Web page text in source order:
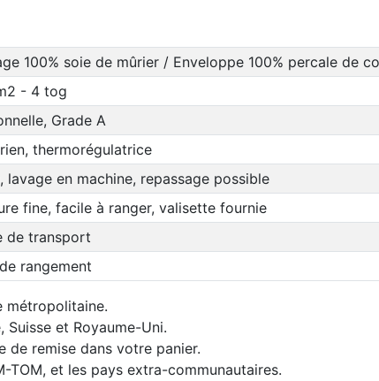
100% soie de mûrier / Enveloppe 100% percale de
- 4 tog
Grade A
thermorégulatrice
lavage en machine, repassage possible
fine, facile à ranger, valisette fournie
de transport
rangement
métropolitaine.
et Royaume-Uni.
remise dans votre panier.
TOM, et les pays extra-communautaires.